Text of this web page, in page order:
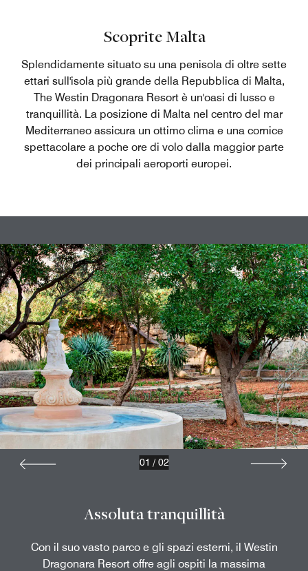
Scoprite Malta
Splendidamente situato su una penisola di oltre sette
ettari sull'isola più grande della Repubblica di Malta,
The Westin Dragonara Resort è un'oasi di lusso e
tranquillità. La posizione di Malta nel centro del mar
Mediterraneo assicura un ottimo clima e una cornice
spettacolare a poche ore di volo dalla maggior parte
dei principali aeroporti europei.
Assoluta tranquillità
Con il suo vasto parco e gli spazi esterni, il Westin
Dragonara Resort offre agli ospiti la massima
01 / 02